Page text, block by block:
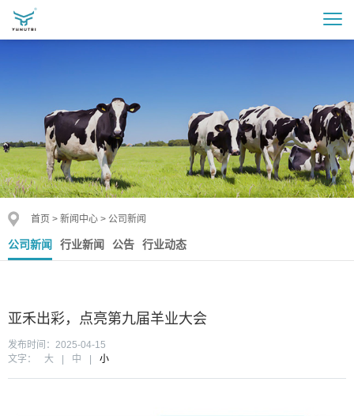
首页 > 新闻中心 > 公司新闻
公司新闻 行业新闻 公告 行业动态
亚禾出彩，点亮第九届羊业大会
发布时间：2025-04-15
文字：
大 中 小